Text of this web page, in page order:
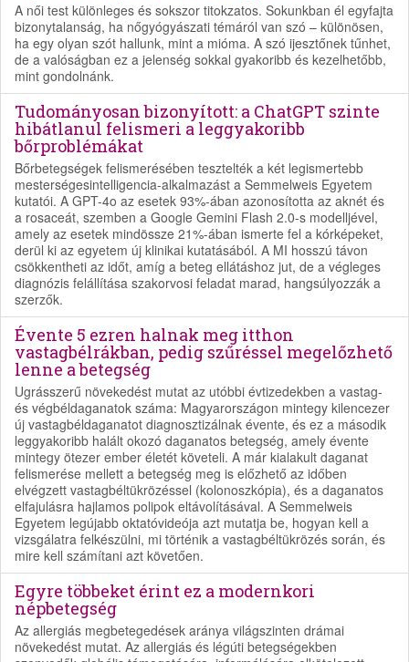
A női test különleges és sokszor titokzatos. Sokunkban él egyfajta
bizonytalanság, ha nőgyógyászati témáról van szó – különösen,
ha egy olyan szót hallunk, mint a mióma. A szó ijesztőnek tűnhet,
de a valóságban ez a jelenség sokkal gyakoribb és kezelhetőbb,
mint gondolnánk.
Tudományosan bizonyított: a ChatGPT szinte
hibátlanul felismeri a leggyakoribb
bőrproblémákat
Bőrbetegségek felismerésében tesztelték a két legismertebb
mesterségesintelligencia-alkalmazást a Semmelweis Egyetem
kutatói. A GPT-4o az esetek 93%-ában azonosította az aknét és
a rosaceát, szemben a Google Gemini Flash 2.0-s modelljével,
amely az esetek mindössze 21%-ában ismerte fel a kórképeket,
derül ki az egyetem új klinikai kutatásából. A MI hosszú távon
csökkentheti az időt, amíg a beteg ellátáshoz jut, de a végleges
diagnózis felállítása szakorvosi feladat marad, hangsúlyozzák a
szerzők.
Évente 5 ezren halnak meg itthon
vastagbélrákban, pedig szűréssel megelőzhető
lenne a betegség
Ugrásszerű növekedést mutat az utóbbi évtizedekben a vastag-
és végbéldaganatok száma: Magyarországon mintegy kilencezer
új vastagbéldaganatot diagnosztizálnak évente, és ez a második
leggyakoribb halált okozó daganatos betegség, amely évente
mintegy ötezer ember életét követeli. A már kialakult daganat
felismerése mellett a betegség meg is előzhető az időben
elvégzett vastagbéltükrözéssel (kolonoszkópia), és a daganatos
elfajulásra hajlamos polipok eltávolításával. A Semmelweis
Egyetem legújabb oktatóvideója azt mutatja be, hogyan kell a
vizsgálatra felkészülni, mi történik a vastagbéltükrözés során, és
mire kell számítani azt követően.
Egyre többeket érint ez a modernkori
népbetegség
Az allergiás megbetegedések aránya világszinten drámai
növekedést mutat. Az allergiás és légúti betegségekben